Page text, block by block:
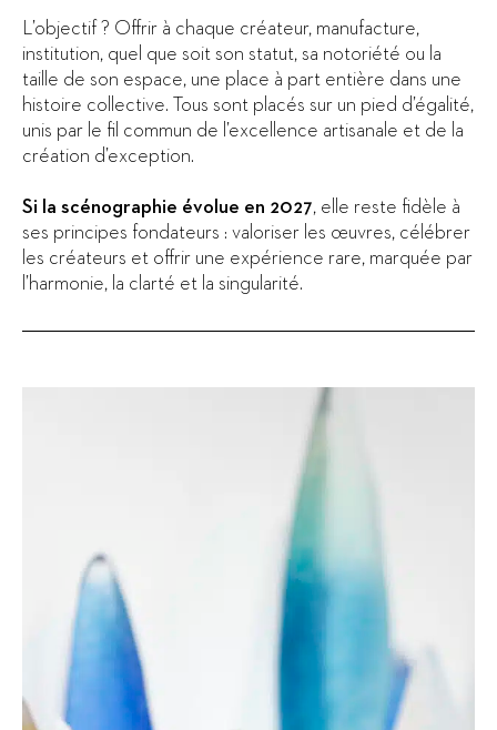
L’objectif ? Offrir à chaque créateur, manufacture,
institution, quel que soit son statut, sa notoriété ou la
taille de son espace, une place à part entière dans une
histoire collective. Tous sont placés sur un pied d’égalité,
unis par le fil commun de l’excellence artisanale et de la
création d’exception.
Si la scénographie évolue en 2027, elle reste fidèle à
ses principes fondateurs : valoriser les œuvres, célébrer
les créateurs et offrir une expérience rare, marquée par
l’harmonie, la clarté et la singularité.